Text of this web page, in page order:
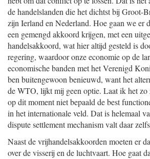
de handelslanden die het dichtst bij Groot-
zijn Ierland en Nederland. Hoe gaan we er
een gemengd akkoord krijgen, met een
handelsakkoord, wat hier altijd gesteld is
regering, waardoor onze economie op de
economische banden met het Verenigd
ben buitengewoon benieuwd, want het
de WTO, lijkt mij geen optie. Laat ik het zo
op dit moment niet bepaald de best
in het internationale veld. Dat is helemaal
dispute settlement mechanism valt daar
Naast de vrijhandelsakkoorden moeten er
over de visserij en de luchtvaart. Hoe gaat